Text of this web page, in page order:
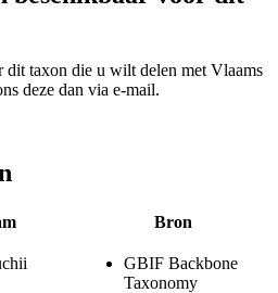
dit taxon die u wilt delen met Vlaams
deze dan via e-mail.
Bron
GBIF Backbone
Taxonomy